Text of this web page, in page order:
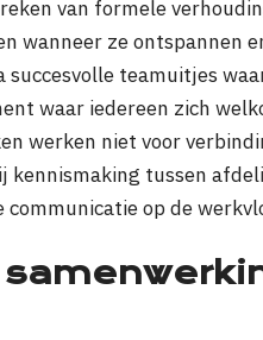
van formele
wanneer ze ontspannen
teamuitjes
waar iedereen zich
werken niet voor
kennismaking tussen
op de